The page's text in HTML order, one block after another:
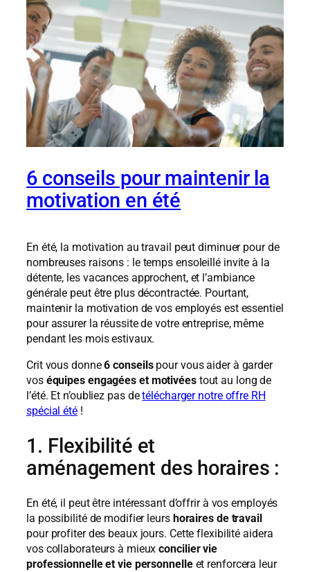
6 conseils pour maintenir la
motivation en été
En été, la motivation au travail peut diminuer pour de
nombreuses raisons : le temps ensoleillé invite à la
détente, les vacances approchent, et l’ambiance
générale peut être plus décontractée. Pourtant,
maintenir la motivation de vos employés est essentiel
pour assurer la réussite de votre entreprise, même
pendant les mois estivaux.
Crit vous donne6 conseilspour vous aider à garder
vos équipes engagées et motivéestout au long de
l’été. Et n’oubliez pas detélécharger notre offre RH
spécial été!
1. Flexibilité et
aménagement des horaires :
En été, il peut être intéressant d’offrir à vos employés
la possibilité de modifier leurs horaires de travail
pour profiter des beaux jours. Cette flexibilité aidera
vos collaborateurs à mieuxconcilier vie
professionnelle et vie personnelleet renforcera leur